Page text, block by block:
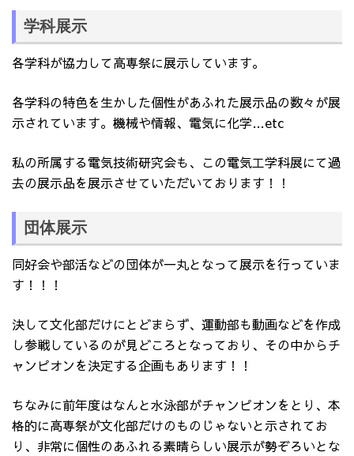
学科展示
各学科が協力して高専祭に展示しています。
各学科の特色を生かした個性があふれた展示品の数々が展
示されています。機械や情報、電気に化学…etc
私の所属する電気技術研究会も、この電気工学科展にて過
去の展示品を展示させていただいております！！
団体展示
同好会や部活などの団体が一丸となって展示を行っていま
す！！！
決して文化部だけにとどまらず、運動部も動画などを作成
し参戦しているのが見どころとなっており、その中からチ
ャンピオンを決定する企画もあります！！
ちなみに前年度はなんと水泳部がチャンピオンをとり、本
格的に高専祭が文化部だけのものじゃないと示されてお
り、非常に個性のあふれる素晴らしい展示が勢ぞろいとな